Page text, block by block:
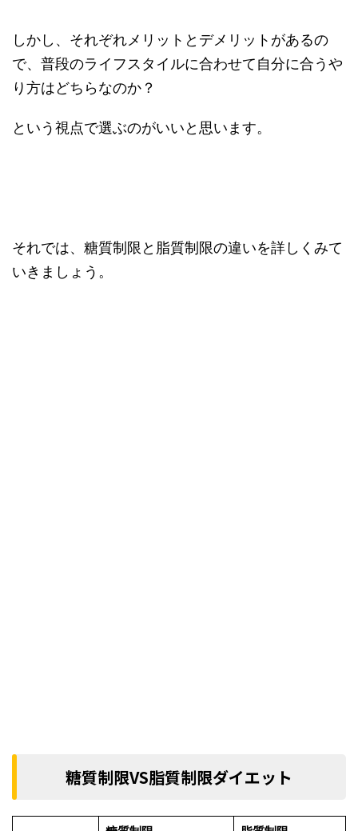
しかし、それぞれメリットとデメリットがあるの
で、普段のライフスタイルに合わせて自分に合うや
り方はどちらなのか？
という視点で選ぶのがいいと思います。
それでは、糖質制限と脂質制限の違いを詳しくみて
いきましょう。
糖質制限VS脂質制限ダイエット